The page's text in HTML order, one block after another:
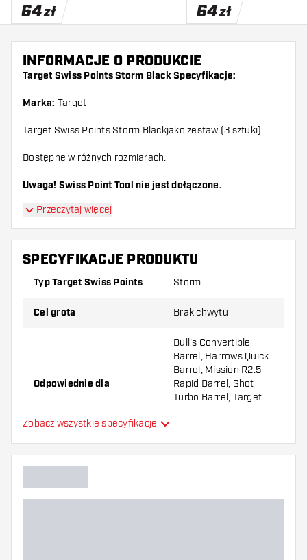
64zł 64zł
INFORMACJE O PRODUKCIE
Target Swiss Points Storm Black Specyfikacje:
Marka: Target
Target Swiss Points Storm Blackjako zestaw (3 sztuki).
Dostępne w różnych rozmiarach.
Uwaga! Swiss Point Tool nie jest dołączone.
Przeczytaj więcej
SPECYFIKACJE PRODUKTU
Typ Target Swiss Points Storm
Cel grota Brak chwytu
Odpowiednie dla
Bull's Convertible
Barrel, Harrows Quick
Barrel, Mission R2.5
Rapid Barrel, Shot
Turbo Barrel, Target
Forma grota Tapered Point
Typ uchwytu grota
Zobacz wszystkie specyfikacje